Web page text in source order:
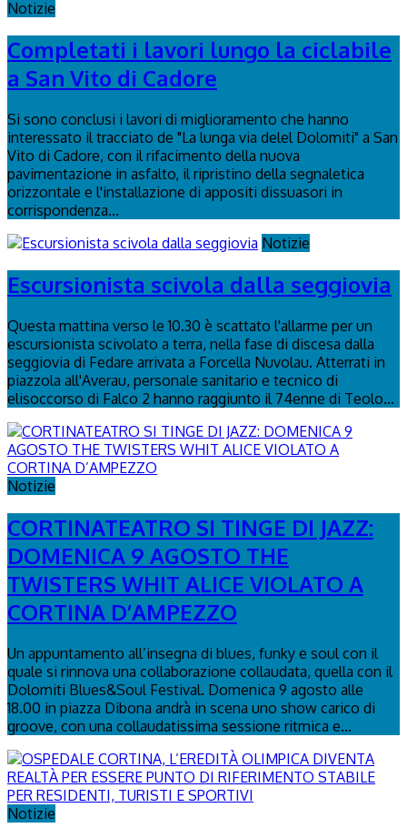
Notizie
Completati i lavori lungo la ciclabile
a San Vito di Cadore
Si sono conclusi i lavori di miglioramento che hanno
interessato il tracciato de "La lunga via delel Dolomiti" a San
Vito di Cadore, con il rifacimento della nuova
pavimentazione in asfalto, il ripristino della segnaletica
orizzontale e l'installazione di appositi dissuasori in
corrispondenza...
Notizie
Escursionista scivola dalla seggiovia
Questa mattina verso le 10.30 è scattato l'allarme per un
escursionista scivolato a terra, nella fase di discesa dalla
seggiovia di Fedare arrivata a Forcella Nuvolau. Atterrati in
piazzola all'Averau, personale sanitario e tecnico di
elisoccorso di Falco 2 hanno raggiunto il 74enne di Teolo...
Notizie
CORTINATEATRO SI TINGE DI JAZZ:
DOMENICA 9 AGOSTO THE
TWISTERS WHIT ALICE VIOLATO A
CORTINA D’AMPEZZO
Un appuntamento all’insegna di blues, funky e soul con il
quale si rinnova una collaborazione collaudata, quella con il
Dolomiti Blues&Soul Festival. Domenica 9 agosto alle
18.00 in piazza Dibona andrà in scena uno show carico di
groove, con una collaudatissima sessione ritmica e...
Notizie